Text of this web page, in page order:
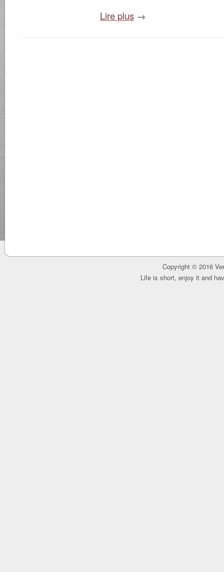
Lire plus →
Copyright © 2016
Life is short, enjoy it and